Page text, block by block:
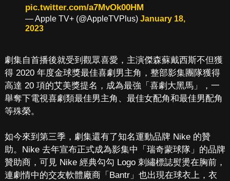
pic.twitter.com/a7MvOk00HM
— Apple TV+ (@AppleTVPlus) January 18,
2023
劇集自首播後就受到觀眾喜愛，主演傑森蘇戴西斯不但獲
得 2020 年度金球獎最佳喜劇男主角，整部影集團隊獲得
高達 20 項的艾美獎提名，成為最強「喜劇大黑馬」，一
舉奪下電視喜劇類最佳男主角、最佳女配角和最佳男配角
等殊榮。
如今來到第三季，劇集還有了知名運動品牌 Nike 的贊
助。Nike 去年宣布正式成為影集中「瑞奇蒙球隊」的品牌
贊助商，可見 Nike 經典勾勾 Logo 刺繡標誌熨燙在胸前，
連劇情中的交友軟體廠商「Bantr」也出現在球衣上，衣